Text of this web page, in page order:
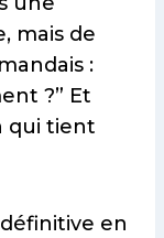
mais de
:
?” Et
qui tient
en